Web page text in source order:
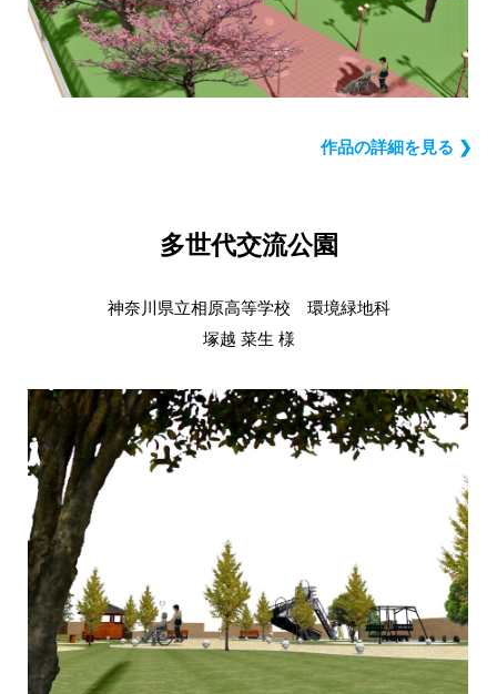
作品の詳細を見る ❯
多世代交流公園
神奈川県立相原高等学校 環境緑地科
塚越 菜生 様